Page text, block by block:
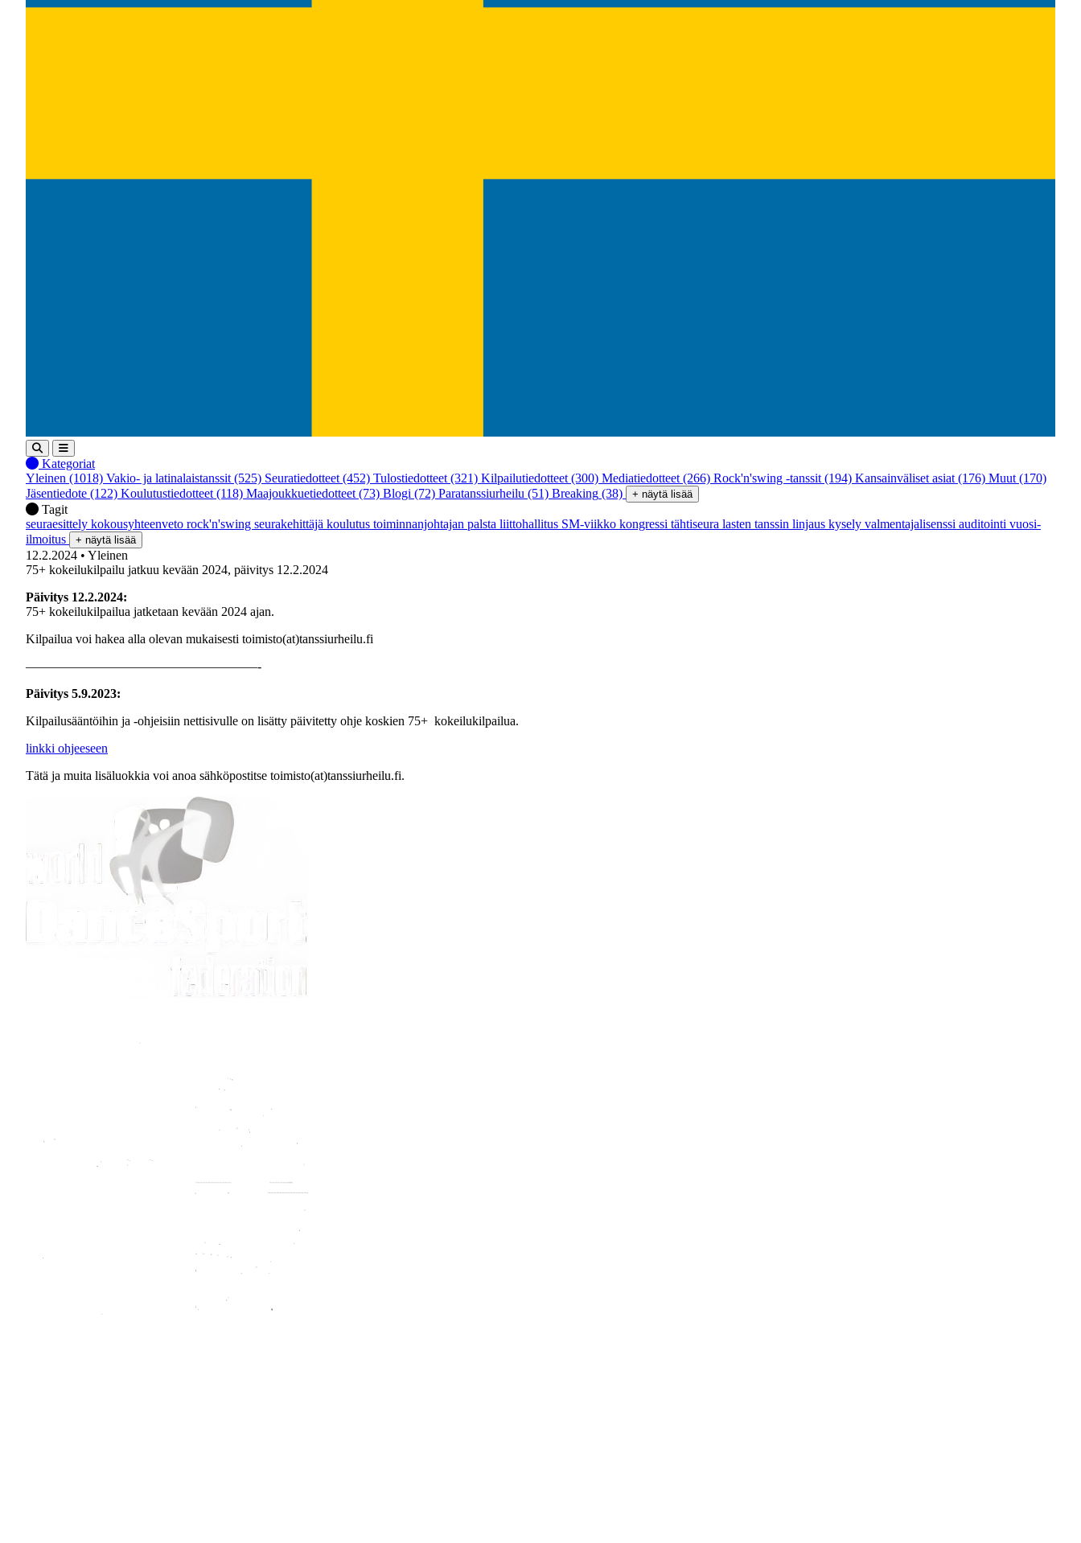
Kategoriat
Yleinen (1018) Vakio- ja latinalaistanssit (525) Seuratiedotteet (452) Tulostiedotteet (321) Kilpailutiedotteet (300) Mediatiedotteet (266) Rock'n'swing -tanssit (194) Kansainväliset asiat (176) Muut (170)
Jäsentiedote (122) Koulutustiedotteet (118) Maajoukkuetiedotteet (73) Blogi (72) Paratanssiurheilu (51) Breaking (38) + näytä lisää
Tagit
seuraesittely kokousyhteenveto rock'n'swing seurakehittäjä koulutus toiminnanjohtajan palsta liittohallitus SM-viikko kongressi tähtiseura lasten tanssin linjaus kysely valmentajalisenssi auditointi vuosi-
ilmoitus
+ näytä lisää
12.2.2024 • Yleinen
75+ kokeilukilpailu jatkuu kevään 2024, päivitys 12.2.2024
Päivitys 12.2.2024:
75+ kokeilukilpailua jatketaan kevään 2024 ajan.
Kilpailua voi hakea alla olevan mukaisesti toimisto(at)tanssiurheilu.fi
——————————————————-
Päivitys 5.9.2023:
Kilpailusääntöihin ja -ohjeisiin nettisivulle on lisätty päivitetty ohje koskien 75+ kokeilukilpailua.
linkki ohjeeseen
Tätä ja muita lisäluokkia voi anoa sähköpostitse toimisto(at)tanssiurheilu.fi.